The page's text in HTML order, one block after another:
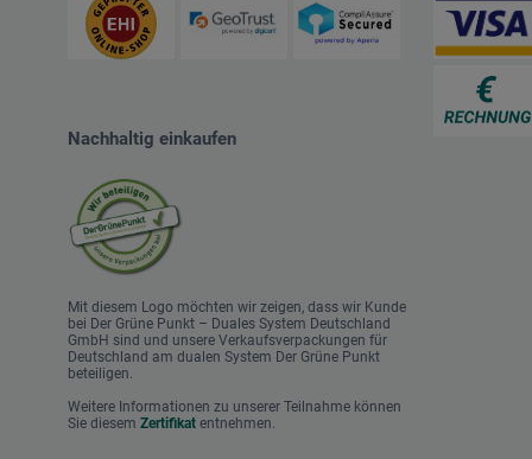
Nachhaltig einkaufen
Mit diesem Logo möchten wir zeigen, dass wir Kunde
bei Der Grüne Punkt – Duales System Deutschland
GmbH sind und unsere Verkaufsverpackungen für
Deutschland am dualen System Der Grüne Punkt
beteiligen.
Weitere Informationen zu unserer Teilnahme können
Sie diesem Zertifikat entnehmen.